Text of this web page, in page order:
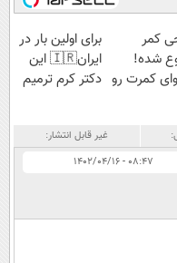
کمر
شده!
کمرت رو
برای اولین بار در
ایران🇮🇷 این
دکتر کرم ترمیم
غیر قابل انتشار:
۰۸:۴۷ - ۱۴۰۲/۰۴/۱۶